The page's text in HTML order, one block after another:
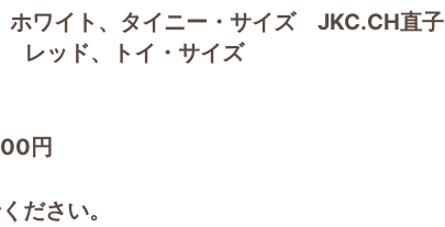
イト、タイニー・サイズ JKC.CH直子
ッド、トイ・サイズ
円
ださい。